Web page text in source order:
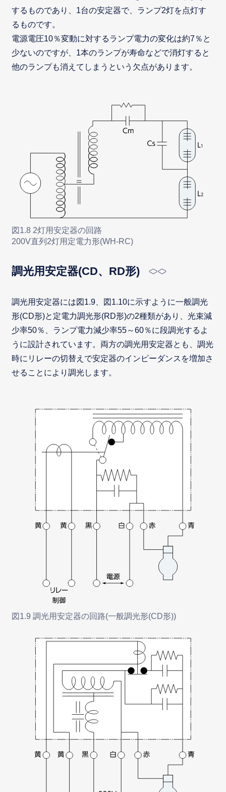
するものであり、1台の安定器で、ランプ2灯を点灯す
るものです。
電源電圧10％変動に対するランプ電力の変化は約7％と
少ないのですが、1本のランプが寿命などで消灯すると
他のランプも消えてしまうという欠点があります。
図1.8 2灯用安定器の回路
200V直列2灯用定電力形(WH-RC)
調光用安定器(CD、RD形)
調光用安定器には図1.9、図1.10に示すように一般調光
形(CD形)と定電力調光形(RD形)の2種類があり、光束減
少率50％、ランプ電力減少率55～60％に段調光するよ
うに設計されています。両方の調光用安定器とも、調光
時にリレーの切替えで安定器のインピーダンスを増加さ
せることにより調光します。
図1.9 調光用安定器の回路(一般調光形(CD形))